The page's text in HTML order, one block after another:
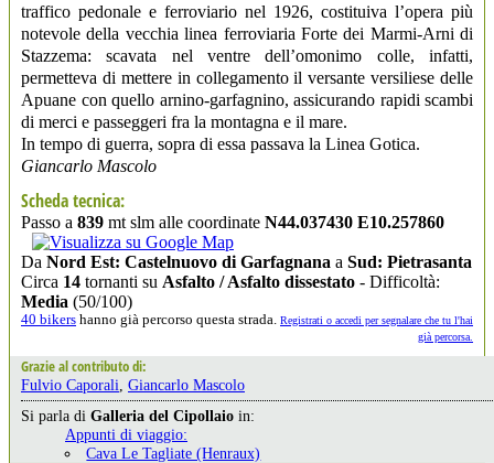
traffico pedonale e ferroviario nel 1926, costituiva l’opera più
notevole della vecchia linea ferroviaria Forte dei Marmi-Arni di
Stazzema: scavata nel ventre dell’omonimo colle, infatti,
permetteva di mettere in collegamento il versante versiliese delle
Apuane con quello arnino-garfagnino, assicurando rapidi scambi
di merci e passeggeri fra la montagna e il mare.
In tempo di guerra, sopra di essa passava la Linea Gotica.
Giancarlo Mascolo
Scheda tecnica:
Passo a 839 mt slm alle coordinate N44.037430 E10.257860
Da Nord Est: Castelnuovo di Garfagnana a Sud: Pietrasanta
Circa 14 tornanti su Asfalto / Asfalto dissestato - Difficoltà:
Media (50/100)
40 bikers hanno già percorso questa strada. Registrati o accedi per segnalare che tu l'hai
già percorsa.
Grazie al contributo di:
Fulvio Caporali Giancarlo Mascolo
Si parla di Galleria del Cipollaio in:
Appunti di viaggio:
Cava Le Tagliate (Henraux)